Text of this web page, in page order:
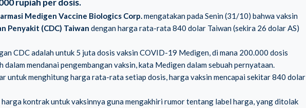
rupiah per dosis.
Medigen Vaccine Biologics Corp.mengatakan pada Senin (31/10) bahwa vaksin
Penyakit (CDC) Taiwan dengan harga rata-rata 840 dolar Taiwan (sekira 26 dolar AS)
CDC adalah untuk 5 juta dosis vaksin COVID-19 Medigen, di mana 200.000 dosis
mendanai pengembangan vaksin, kata Medigen dalam sebuah pernyataan.
untuk menghitung harga rata-rata setiap dosis, harga vaksin mencapai sekitar 840 dolar
kontrak untuk vaksinnya guna mengakhiri rumor tentang label harga, yang ditolak